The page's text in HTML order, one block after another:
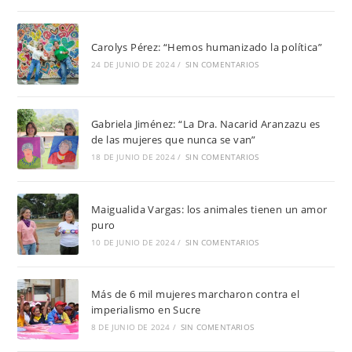
Carolys Pérez: “Hemos humanizado la política”
24 DE JUNIO DE 2024 / SIN COMENTARIOS
Gabriela Jiménez: “La Dra. Nacarid Aranzazu es
de las mujeres que nunca se van”
18 DE JUNIO DE 2024 / SIN COMENTARIOS
Maigualida Vargas: los animales tienen un amor
puro
10 DE JUNIO DE 2024 / SIN COMENTARIOS
Más de 6 mil mujeres marcharon contra el
imperialismo en Sucre
8 DE JUNIO DE 2024 / SIN COMENTARIOS